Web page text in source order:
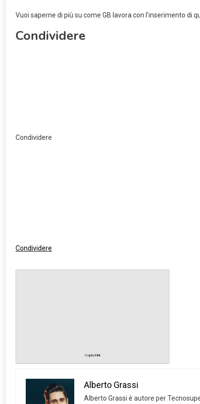
Vuoi saperne di più su come GB lavora con l’inserimento di
Condividere
Condividere
Condividere
Copia il link
Alberto Grassi
Alberto Grassi è autore per